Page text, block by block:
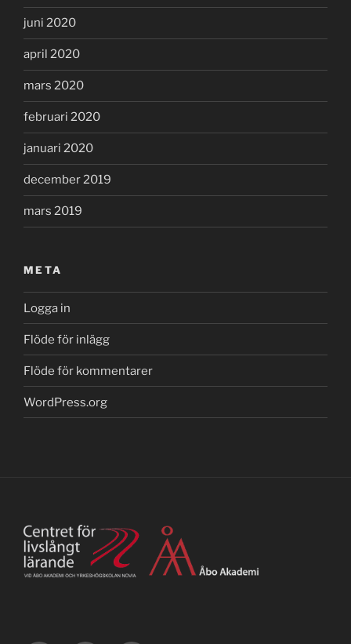
juni 2020
april 2020
mars 2020
februari 2020
januari 2020
december 2019
mars 2019
META
Logga in
Flöde för inlägg
Flöde för kommentarer
WordPress.org